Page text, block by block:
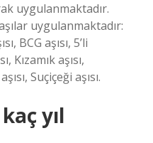
uygulanmaktadır.
uygulanmaktadır:
BCG aşısı, 5’li
Kızamık aşısı,
Suçiçeği aşısı.
yıl